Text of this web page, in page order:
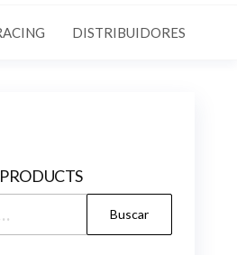
DISTRIBUIDORES